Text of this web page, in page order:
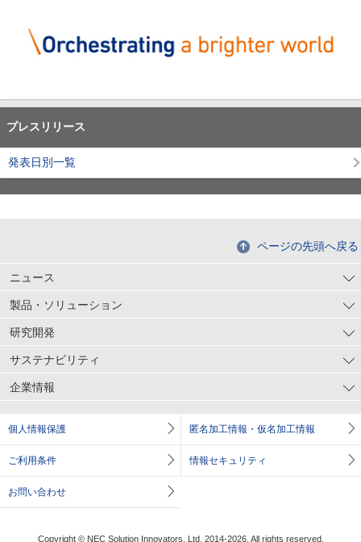
プレスリリース
発表日別一覧
ページの先頭へ戻る
ニュース
製品・ソリューション
研究開発
サステナビリティ
企業情報
個人情報保護 匿名加工情報・仮名加工情報
ご利用条件 情報セキュリティ
お問い合わせ
Copyright © NEC Solution Innovators, Ltd. 2014-2026. All rights reserved.